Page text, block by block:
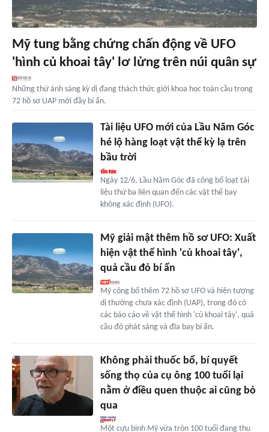
Mỹ tung bằng chứng chấn động về UFO
'hình củ khoai tây' lơ lửng trên núi quân sự
Những thứ ánh sáng kỳ dị đang thách thức giới khoa học toàn cầu trong
72 hồ sơ UAP mới đầy bí ẩn.
Tài liệu UFO mới của Lầu Năm Góc
hé lộ hàng loạt vật thể kỳ lạ trên
bầu trời
Ngày 12/6, Lầu Năm Góc đã công bố loạt tài
liệu thứ ba liên quan đến các vật thể bay
không xác định (UFO).
Mỹ giải mật thêm hồ sơ UFO: Xuất
hiện vật thể hình 'củ khoai tây',
quả cầu đỏ bí ẩn
Mỹ công bố thêm 72 hồ sơ UFO và hiện tượng
dị thường chưa xác định (UAP), trong đó có
các báo cáo về vật thể hình 'củ khoai tây', quả
cầu đỏ phát sáng và đĩa bay bí ẩn.
Không phải thuốc bổ, bí quyết
sống thọ của cụ ông 100 tuổi lại
nằm ở điều quen thuộc ai cũng bỏ
qua
Một cựu binh Mỹ vừa tròn 100 tuổi đang thu